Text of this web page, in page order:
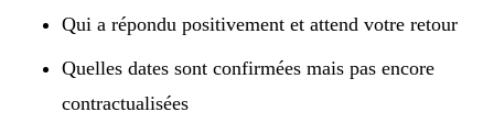
Qui a répondu positivement et attend votre retour
Quelles dates sont confirmées mais pas encore
contractualisées